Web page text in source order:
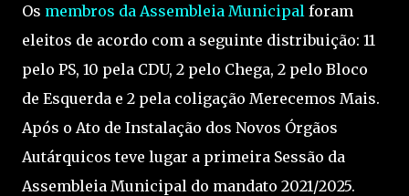
Os membros da Assembleia Municipal foram
eleitos de acordo com a seguinte distribuição: 11
pelo PS, 10 pela CDU, 2 pelo Chega, 2 pelo Bloco
de Esquerda e 2 pela coligação Merecemos Mais.
Após o Ato de Instalação dos Novos Órgãos
Autárquicos teve lugar a primeira Sessão da
Assembleia Municipal do mandato 2021/2025.